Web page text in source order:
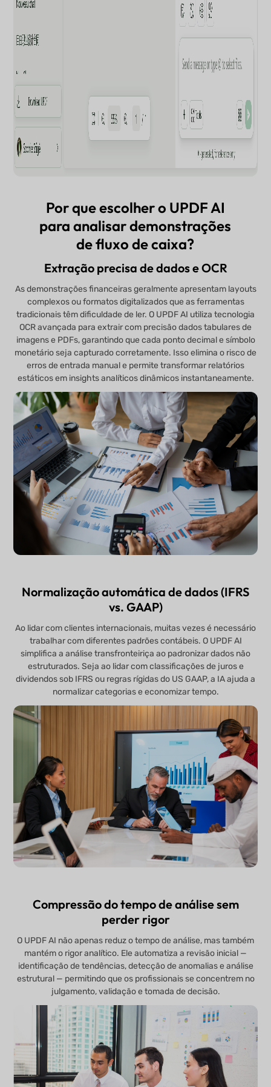
Por que escolher o UPDF AI
para analisar demonstrações
de fluxo de caixa?
Extração precisa de dados e OCR
As demonstrações financeiras geralmente apresentam layouts
complexos ou formatos digitalizados que as ferramentas
tradicionais têm dificuldade de ler. O UPDF AI utiliza tecnologia
OCR avançada para extrair com precisão dados tabulares de
imagens e PDFs, garantindo que cada ponto decimal e símbolo
monetário seja capturado corretamente. Isso elimina o risco de
erros de entrada manual e permite transformar relatórios
estáticos em insights analíticos dinâmicos instantaneamente.
Normalização automática de dados (IFRS
vs. GAAP)
Ao lidar com clientes internacionais, muitas vezes é necessário
trabalhar com diferentes padrões contábeis. O UPDF AI
simplifica a análise transfronteiriça ao padronizar dados não
estruturados. Seja ao lidar com classificações de juros e
dividendos sob IFRS ou regras rígidas do US GAAP, a IA ajuda a
normalizar categorias e economizar tempo.
Compressão do tempo de análise sem
perder rigor
O UPDF AI não apenas reduz o tempo de análise, mas também
mantém o rigor analítico. Ele automatiza a revisão inicial —
identificação de tendências, detecção de anomalias e análise
estrutural — permitindo que os profissionais se concentrem no
julgamento, validação e tomada de decisão.